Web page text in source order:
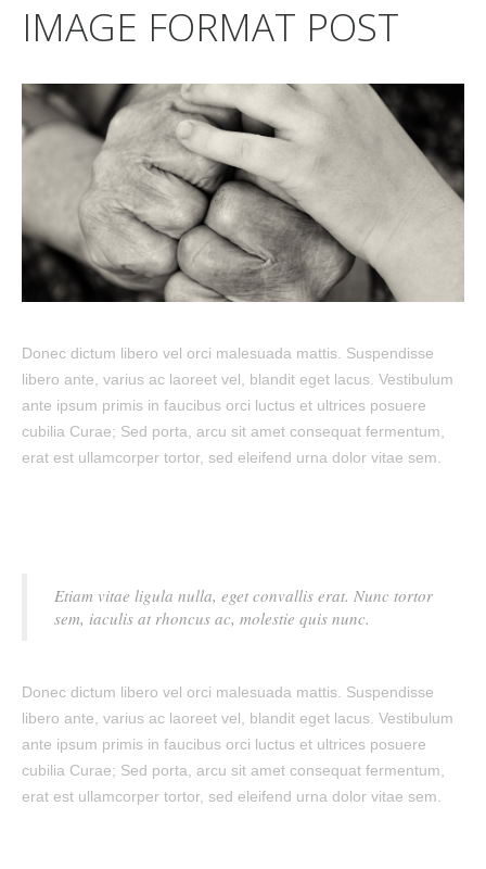
IMAGE FORMAT POST
Donec dictum libero vel orci malesuada mattis. Suspendisse
libero ante, varius ac laoreet vel, blandit eget lacus. Vestibulum
ante ipsum primis in faucibus orci luctus et ultrices posuere
cubilia Curae; Sed porta, arcu sit amet consequat fermentum,
erat est ullamcorper tortor, sed eleifend urna dolor vitae sem.
Etiam vitae ligula nulla, eget convallis erat. Nunc tortor
sem, iaculis at rhoncus ac, molestie quis nunc.
Donec dictum libero vel orci malesuada mattis. Suspendisse
libero ante, varius ac laoreet vel, blandit eget lacus. Vestibulum
ante ipsum primis in faucibus orci luctus et ultrices posuere
cubilia Curae; Sed porta, arcu sit amet consequat fermentum,
erat est ullamcorper tortor, sed eleifend urna dolor vitae sem.